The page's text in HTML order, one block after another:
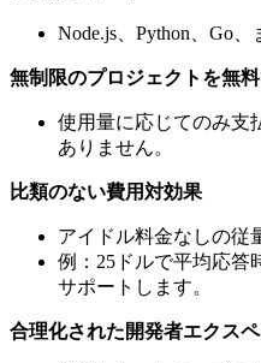
Node.js、Python、Go、
無制限のプロジェクトを無
使用量に応じてのみ支
ありません。
比類のない費用対効果
アイドル料金なしの従
例：25ドルで平均応答
サポートします。
合理化された開発者エクス